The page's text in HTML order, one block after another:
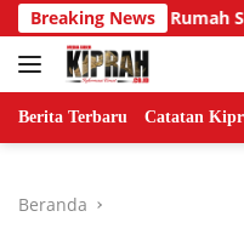
Langsung
ke
konten
Breaking News
Emas di Rumah
Berita Terbaru Catatan
Beranda